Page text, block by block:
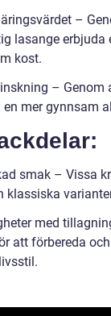
–
lasange
kost.
– Genom
en mer gynnsam
smak – Vissa
klassiska
med
att förbereda